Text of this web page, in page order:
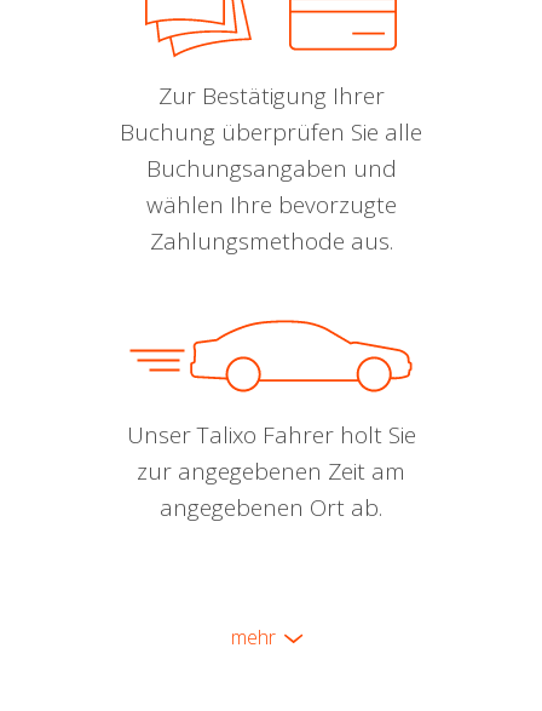
Zur Bestätigung Ihrer
Buchung überprüfen Sie alle
Buchungsangaben und
wählen Ihre bevorzugte
Zahlungsmethode aus.
Unser Talixo Fahrer holt Sie
zur angegebenen Zeit am
angegebenen Ort ab.
mehr